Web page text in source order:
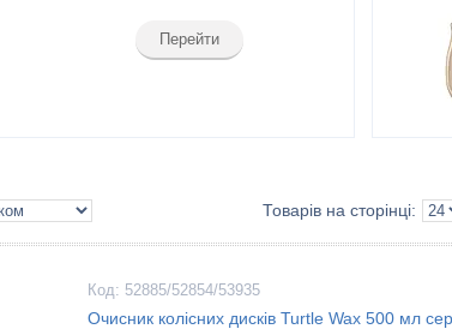
Перейти
52885/52854/53935
Очисник колісних дисків Turtle Wax 500 мл